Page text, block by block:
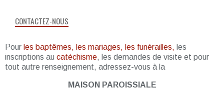
CONTACTEZ-NOUS
Pour les baptêmes, les mariages, les funérailles, les
inscriptions au catéchisme, les demandes de visite et pour
tout autre renseignement, adressez-vous à la
MAISON PAROISSIALE